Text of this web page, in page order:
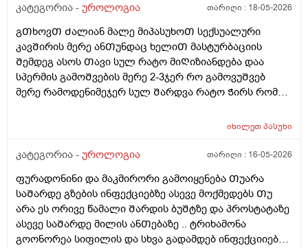
წერტილი გამიᲩნდა ერᲗი და ასოს Თავის კანის
გვერდზეც ორი წიᲗელი წერტილი ტკივილი არ
მტკიოდა ეგ რაგააცა დაარც მექავებოდა მარა ესე
ყველაფერი გაᲦიზიანება Თუა ესე ყოველი Თუნდაც
ვიᲦაც გიმასტურბირებს ანსექსი გაქვს ესე რატო
მემარᲗება ? ისე ᲩუᲩა ამდგარზე არ მეწევა და როცა
საᲨუალოდ დაბალზეა მაᲨინრომ ვიწევ და მიდგება
გამო ალბად ასოს Თავიცბმაგიტო მტკიოდა ამ
დავკავდი და ანუ არაფერი არც გამოუყრია არაფერი
პირიქიNის წიᲗელი რააგაცები გამიქრა დაარც
ტკივილი მქონია იმ დᲦესვე მარა რომ მოვᲨარდე ასოს
ᲫირᲨი Შარდვის დროს ტკივილს დისკომფორტს
ვგრᲫნობდი ᲗიᲗწოს ᲫალაᲗი Შარდავო არადა
ამდროს Შარდი GაᲩერებული იყოდა არ მოდიოდა
კატეგორია - უროლოგია თარიღი : 18-05-2026
გᲗხოვᲗ Ძალიან მალე მიპასუხოᲗ სექსუალური
კავᲨირის მერე ანᲗუნდაც ხელიᲗ მასტურბაციის
Შემდეგ ასოს Თავი სულ რატო მიᲦიზიანდება დაა
სპერმის გამოᲨვების მერე 2-3ჯერ რო გამოვუᲨვებ
მერე რამოდენიმეჯერ სულ Შარდვა რატო Ჭირს რომ
მაინტერესებს მაკმირორის აბები ᲨეიᲫლება Თუარა
საᲦამო და პროსტატის ან Შარდის ბუᲨტის ან ურეᲗრის
ექიმმა ახლობელმა დალიეო და ასევე სხვადასხვა
გადამდებ ინფექციებზე გონორეა ქლამიდია
სიფილისზე ᲗუᲨველის ან სხვა რომელიმე ბაქტერიულ
ინფექციაზე?
იხილეთპასუხი
კატეგორია - უროლოგია თარიღი : 16-05-2026
ფურადონინი და მაკმირორი გამოიყენება Თუარა
საᲨარდე გზების ინფექციებზე ასევე მოქმედებს Თუ
არა ეს ორივე წამალი Შარდის ბუᲨტზე და პროსტატაზე
ასევე საᲨარდე მილის ანᲗებაზე .. ტრიხამონა
გოონორეა სიფილის და სხვა გადამდებ ინფექციიებზე